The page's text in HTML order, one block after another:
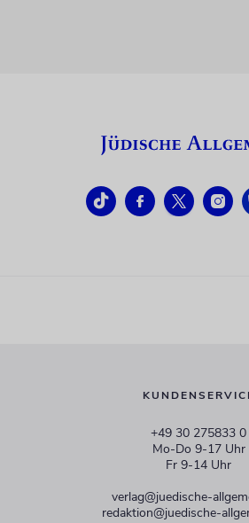
+49 30 275833 0
Mo-Do 9-17 Uhr
Fr 9-14 Uhr
verlag@juedische-
redaktion@juedische-